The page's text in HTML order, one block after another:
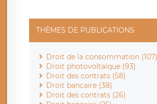
THÈMES DE PUBLICATIONS
Droit de la consommation (107)
Droit photovoltaïque (93)
Droit des contrats (58)
Droit bancaire (38)
Droit des contrats (26)